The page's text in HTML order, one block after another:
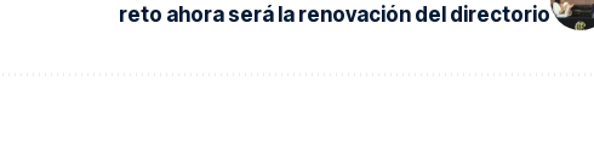
reto ahora será la renovación del directorio